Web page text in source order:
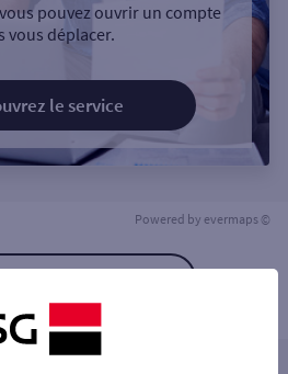
vous pouvez ouvrir un compte
vous déplacer.
le service
Powered by evermaps ©